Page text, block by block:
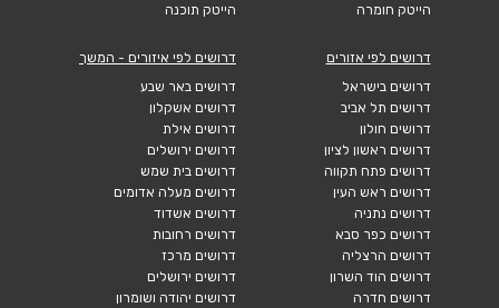
הייטק חומרה
הייטק תוכנה
דרושים לפי אזורים
דרושים בישראל
דרושים תל אביב
דרושים חולון
דרושים ראשון לציון
דרושים פתח תקווה
דרושים ראש העין
דרושים נתניה
דרושים כפר סבא
דרושים הרצליה
דרושים הוד השרון
דרושים חדרה
דרושים לפי איזורים - המשך
דרושים באר שבע
דרושים אשקלון
דרושים אילת
דרושים ירושלים
דרושים בית שמש
דרושים מעלה אדומים
דרושים אשדוד
דרושים רחובות
דרושים מרכז
דרושים ירושלים
דרושים יהודה ושומרון